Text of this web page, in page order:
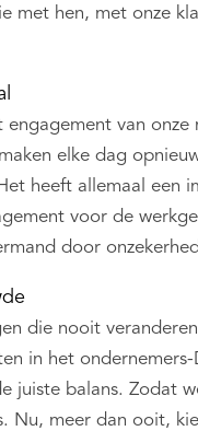
met hen, met onze
engagement van
elke dag
heeft allemaal een
voor de
door
die nooit
in het
juiste balans. Zodat
Nu, meer dan ooit,